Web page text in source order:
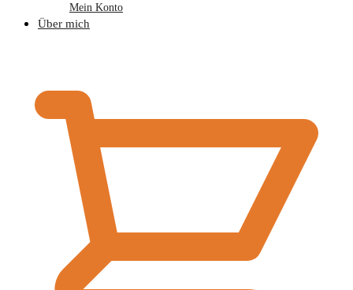
Mein Konto
Über mich